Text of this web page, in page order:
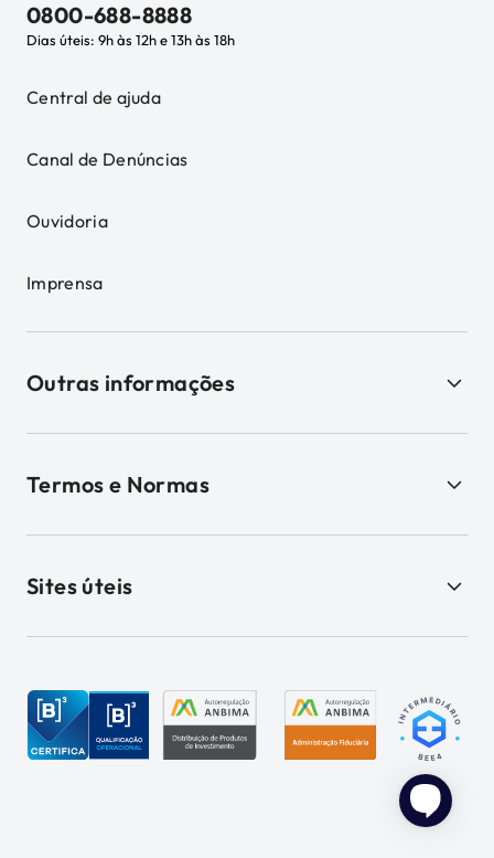
0800-688-8888
Dias úteis: 9h às 12h e 13h às 18h
Central de ajuda
Canal de Denúncias
Ouvidoria
Imprensa
Outras informações
Termos e Normas
Sites úteis